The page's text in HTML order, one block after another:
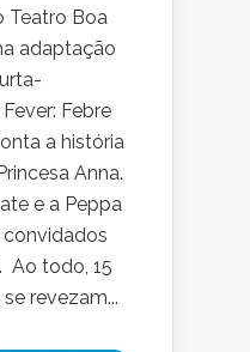
Teatro Boa
adaptação
Febre
a história
Anna.
e a Peppa
convidados
Ao todo, 15
revezam...